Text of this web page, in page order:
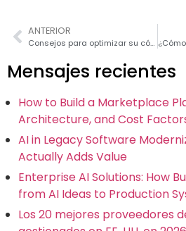
ANTERIOR
Consejos para optimizar su código PHP
Mensajes recientes
How to Build a Marketplace
Architecture, and Cost
AI in Legacy Software
Actually Adds Value
Enterprise AI Solutions: How
from AI Ideas to Production
Los 20 mejores proveedores